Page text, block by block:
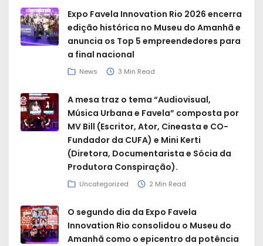
Expo Favela Innovation Rio 2026 encerra
edição histórica no Museu do Amanhã e
anuncia os Top 5 empreendedores para
a final nacional
News 3 Min Read
A mesa traz o tema “Audiovisual,
Música Urbana e Favela” composta por
MV Bill (Escritor, Ator, Cineasta e CO-
Fundador da CUFA) e Mini Kerti
(Diretora, Documentarista e Sócia da
Produtora Conspiração).
Uncategorized 2 Min Read
O segundo dia da Expo Favela
Innovation Rio consolidou o Museu do
Amanhã como o epicentro da potência